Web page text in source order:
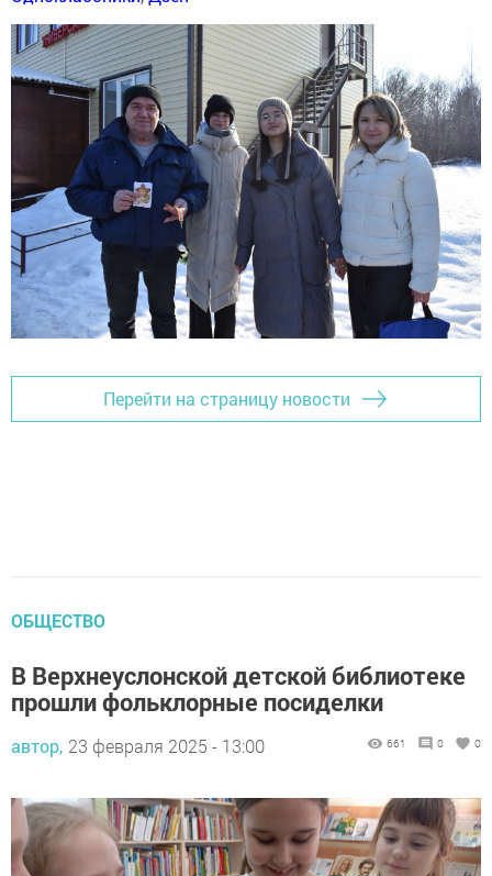
Перейти на страницу новости
ОБЩЕСТВО
В Верхнеуслонской детской библиотеке
прошли фольклорные посиделки
автор, 23 февраля 2025 - 13:00 661 0 0